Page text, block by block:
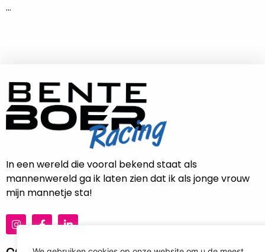
…
In een wereld die vooral bekend staat als
mannenwereld ga ik laten zien dat ik als jonge vrouw
mijn mannetje sta!